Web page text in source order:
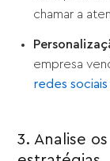
chamar a
empresa
redes
3. Analise